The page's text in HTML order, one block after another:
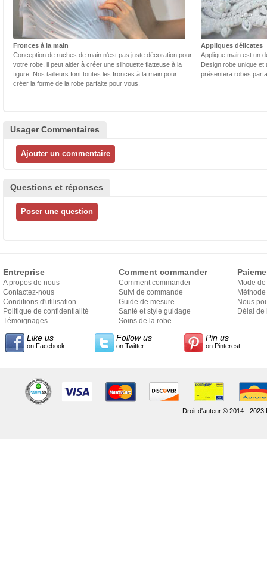
Fronces à la main
Conception de ruches de main n'est pas juste décoration pour
votre robe, il peut aider à créer une silhouette flatteuse à la
figure. Nos tailleurs font toutes les fronces à la main pour
créer la forme de la robe parfaite pour vous.
Appliques délicates
Applique main est un
Design robe unique et
présentera robes
Usager Commentaires
Questions et réponses
Entreprise
A propos de nous
Contactez-nous
Conditions d'utilisation
Politique de confidentialité
Témoignages
Comment commander
Comment commander
Suivi de commande
Guide de mesure
Santé et style guidage
Soins de la robe
Mode
Nous
Délai de
Like us
on Facebook
Follow us
on Twitter
Pin us
on Pinterest
Droit d'auteur © 2014 - 2023